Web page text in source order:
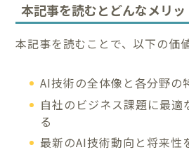
本記事を読むとどんなメリ
本記事を読むことで、以下の価
AI技術の全体像と各分野の
自社のビジネス課題に最適
る
最新のAI技術動向と将来性